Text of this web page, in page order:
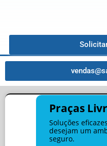
Praças
Soluções
desejam um
seguro.